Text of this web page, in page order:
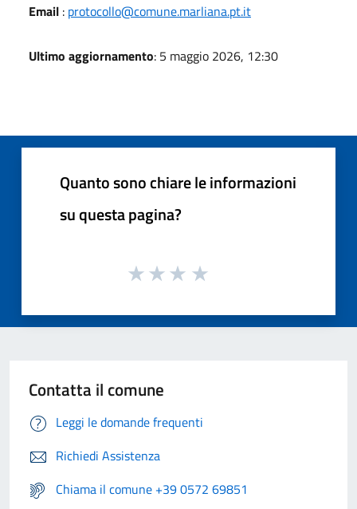
Email : protocollo@comune.marliana.pt.it
Ultimo aggiornamento: 5 maggio 2026, 12:30
Quanto sono chiare le informazioni
su questa pagina?
Contatta il comune
Leggi le domande frequenti
Richiedi Assistenza
Chiama il comune +39 0572 69851